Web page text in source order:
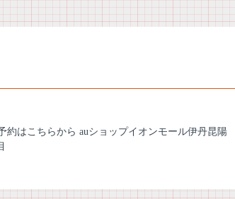
約はこちらから auショップイオンモール伊丹昆陽